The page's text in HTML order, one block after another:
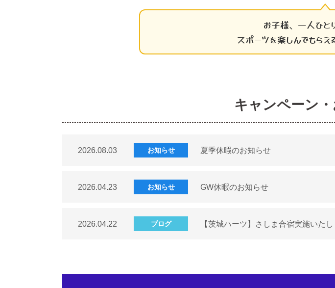
お子様、一人ひと
スポーツを楽しんでもら
キャンペーン
2026.08.03 お知らせ 夏季休暇のお知らせ
2026.04.23 お知らせ GW休暇のお知らせ
2026.04.22 ブログ 【茨城ハーツ】さしま合宿実施いた